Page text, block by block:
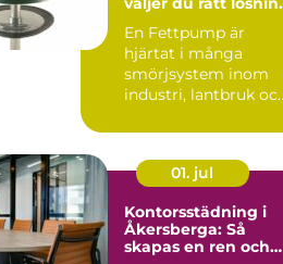
En Fettpump är
hjärtat i många
smörjsystem inom
industri, lantbruk
maskiner går...
01. jul
Kontorsstädning i
Åkersberga: Så
skapas en ren och